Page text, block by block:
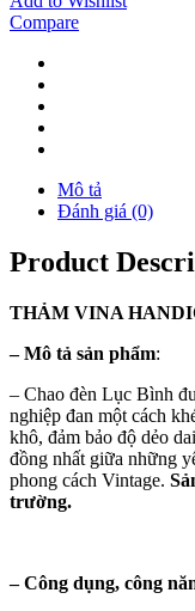
Compare
Mô tả
Đánh giá (0)
Product
THẢM VINA
–Mô tả sản phẩm:
– Chao đèn Lục Bình
nghiệp đan một cách
khô, đảm bảo độ dẻo
đồng nhất giữa những
phong cách Vintage.
trường.
–Công dụng, công